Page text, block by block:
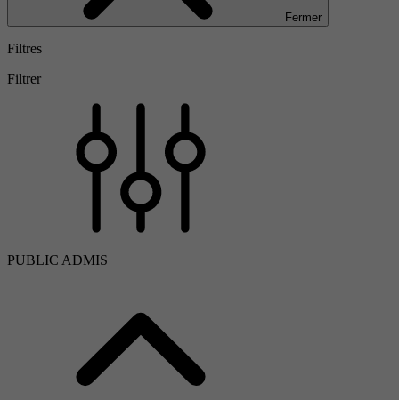
Fermer
Filtres
Filtrer
PUBLIC ADMIS